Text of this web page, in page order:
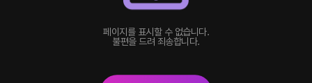
페이지를 표시할 수 없습니다.
불편을 드려 죄송합니다.